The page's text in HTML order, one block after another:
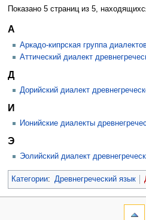
Показано 5 страниц из 5,
А
Аркадо-кипрская группа
Аттический диалект
Д
Дорийский диалект
И
Ионийские диалекты
Э
Эолийский диалект
Категории: Древнегреческий язык